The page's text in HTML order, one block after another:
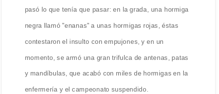
pasó lo que tenía que pasar: en la grada, una hormiga
negra llamó "enanas" a unas hormigas rojas, éstas
contestaron el insulto con empujones, y en un
momento, se armó una gran trifulca de antenas, patas
y mandíbulas, que acabó con miles de hormigas en la
enfermería y el campeonato suspendido.